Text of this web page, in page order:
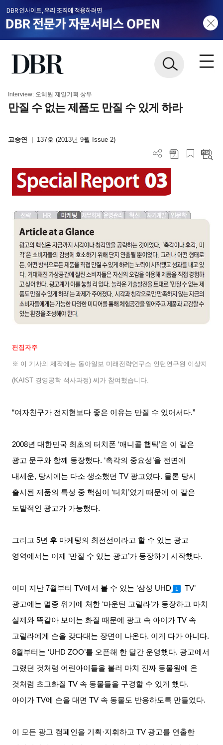
Interview: 오혜원 제일기획 상무
만질 수 없는 제품도 만질 수 있게 하라
고승연 137호 (2013년 9월 Issue 2)
편집자주
※ 이 기사의 제작에는 동아일보 미래전략연구소 인턴연구원 이상지
(KAIST 경영공학 석사과정)씨가 참여했습니다
“여자친구가 전지현보다 좋은 이유는 만질 수 있어서다.”
2008년 대한민국 최초의 터치폰 ‘애니콜 햅틱’은 이 같은
광고 문구와 함께 등장했다. ‘촉각의 중요성’을 전면에
내세운, 당시에는 다소 생소했던 TV 광고였다. 물론 당시
출시된 제품의 특성 중 핵심이
‘터치 ’였기 때문에 이 같은
도발적인 광고가 가능했다.
그리고 5년 후 마케팅의 최전선이라고 할 수 있는 광고
영역에서는 이제
‘만질 수 있는 광고’가 등장하기 시작했다.
이미 지난 7월부터 TV에서 볼 수 있는 ‘삼성 UHD 1
TV’
광고에는 멸종 위기에 처한 ‘마운틴 고릴라’가 등장하고 마치
실제와 똑같아 보이는 화질 때문에 광고 속 아이가 TV 속
고릴라에게 손을 갖다대는 장면이 나온다. 이게 다가 아니다.
8월부터는 ‘UHD ZOO’를 오픈해 한 달간 운영했다. 광고에서
그랬던 것처럼 어린아이들을 불러 마치 진짜 동물원에 온
것처럼 초고화질 TV 속 동물들을 구경할 수 있게 했다.
아이가 TV에 손을 대면 TV 속 동물도 반응하도록 만들었다.
이 모든 광고 캠페인을 기획·지휘하고 TV 광고를 연출한